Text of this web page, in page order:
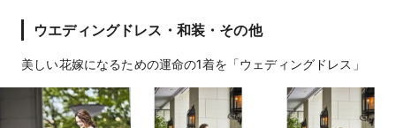
ウエディングドレス・和装・その他
美しい花嫁になるための運命の1着を「ウェディングドレス」